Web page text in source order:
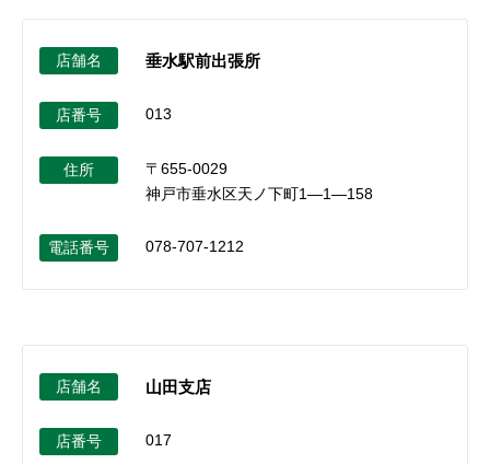
店舗名 垂水駅前出張所
店番号 013
住所
〒655-0029
神戸市垂水区天ノ下町1―1―158
電話番号 078-707-1212
店舗名 山田支店
店番号 017